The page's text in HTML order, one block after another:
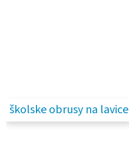
školske obrusy na lavice